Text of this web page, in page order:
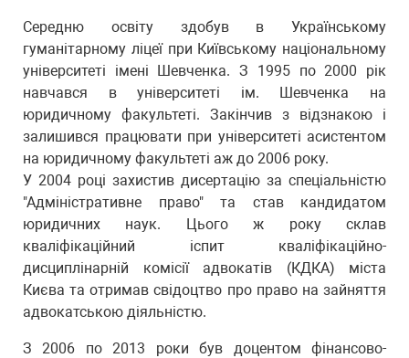
Середню освіту здобув в Українському
гуманітарному ліцеї при Київському національному
університеті імені Шевченка. З 1995 по 2000 рік
навчався в університеті ім. Шевченка на
юридичному факультеті. Закінчив з відзнакою і
залишився працювати при університеті асистентом
на юридичному факультеті аж до 2006 року.
У 2004 році захистив дисертацію за спеціальністю
"Адміністративне право" та став кандидатом
юридичних наук. Цього ж року склав
кваліфікаційний іспит кваліфікаційно-
дисциплінарній комісії адвокатів (КДКА) міста
Києва та отримав свідоцтво про право на зайняття
адвокатською діяльністю.
З 2006 по 2013 роки був доцентом фінансово-